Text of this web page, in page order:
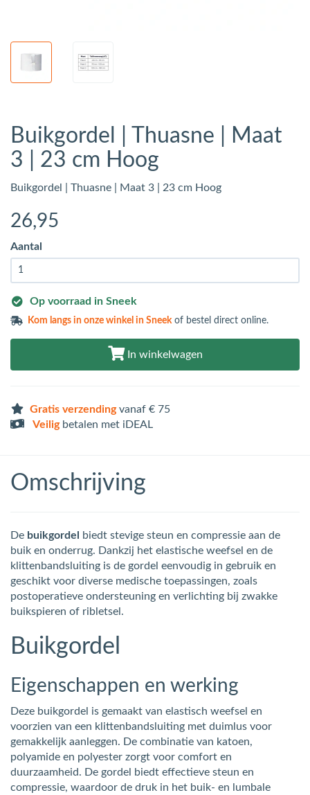
Buikgordel | Thuasne | Maat
3 | 23 cm Hoog
Buikgordel | Thuasne | Maat 3 | 23 cm Hoog
26,95
Aantal
Op voorraad in Sneek
Kom langs inonze winkel in Sneek of bestel direct online.
In winkelwagen
Gratis verzendingvanaf € 75
Veiligbetalen met iDEAL
Omschrijving
De buikgordel biedt stevige steun en compressie aan de
buik en onderrug. Dankzij het elastische weefsel en de
klittenbandsluiting is de gordel eenvoudig in gebruik en
geschikt voor diverse medische toepassingen, zoals
postoperatieve ondersteuning en verlichting bij zwakke
buikspieren of ribletsel.
Buikgordel
Eigenschappen en werking
Deze buikgordel is gemaakt van elastisch weefsel en
voorzien van een klittenbandsluiting met duimlus voor
gemakkelijk aanleggen. De combinatie van katoen,
polyamide en polyester zorgt voor comfort en
duurzaamheid. De gordel biedt effectieve steun en
compressie, waardoor de druk in het buik- en lumbale